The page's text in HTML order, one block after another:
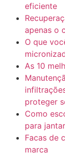
eficiente
apenas o
O que
As 10
proteger
Como
para
Facas de
marca